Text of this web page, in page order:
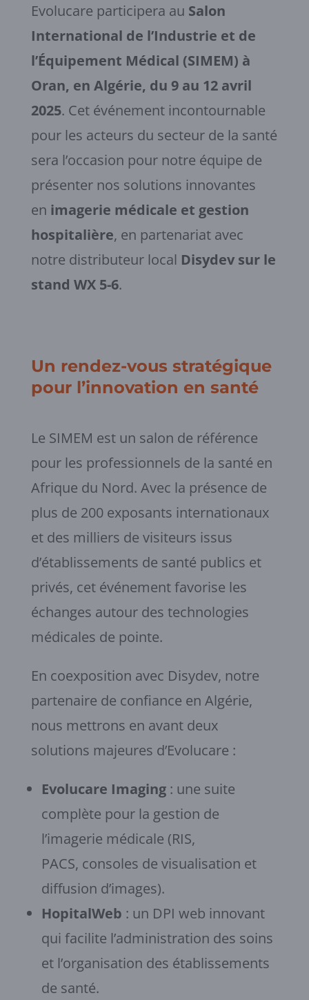
Evolucare participera au Salon
International de l’Industrie et de
l’Équipement Médical (SIMEM) à
Oran, en Algérie, du 9 au 12 avril
2025. Cet événement incontournable
pour les acteurs du secteur de la santé
sera l’occasion pour notre équipe de
présenter nos solutions innovantes
en imagerie médicale et gestion
hospitalière, en partenariat avec
notre distributeur local Disydev sur le
stand WX 5-6.
Un rendez-vous stratégique
pour l’innovation en santé
Le SIMEM est un salon de référence
pour les professionnels de la santé en
Afrique du Nord. Avec la présence de
plus de 200 exposants internationaux
et des milliers de visiteurs issus
d’établissements de santé publics et
privés, cet événement favorise les
échanges autour des technologies
médicales de pointe.
En coexposition avec Disydev, notre
partenaire de confiance en Algérie,
nous mettrons en avant deux
solutions majeures d’Evolucare :
Evolucare Imaging: une suite
complète pour la gestion de
l’imagerie médicale (RIS,
PACS, consoles de visualisation et
diffusion d’images).
HopitalWeb : un DPI web innovant
qui facilite l’administration des soins
et l’organisation des établissements
de santé.